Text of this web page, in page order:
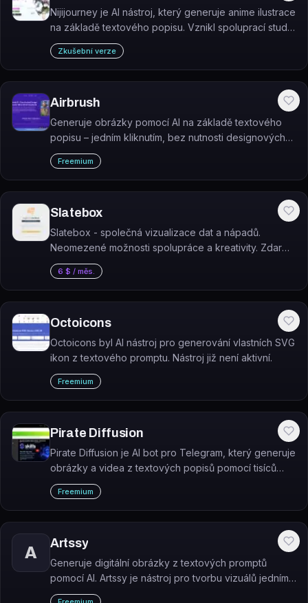
Nijijourney je AI nástroj, který generuje anime ilustrace
na základě textového popisu. Vznikl spoluprací studií
Spellbrush a Midjourney.
Zkušební verze
Airbrush
Generuje obrázky pomocí AI na základě textového
popisu – jedním kliknutím, bez nutnosti designových
dovedností.
Freemium
Slatebox
Slatebox - společná vizualizace dat a nápadů.
Neomezené možnosti spolupráce a kreativity. Zdarma
dostupný plán s možností vylepšení. Generátor
obrázků a produktivita v jednom.
6 $ / měs.
Octoicons
Octoicons byl AI nástroj pro generování vlastních SVG
ikon z textového promptu. Nástroj již není aktivní.
Freemium
Pirate Diffusion
Pirate Diffusion je AI bot pro Telegram, který generuje
obrázky a videa z textových popisů pomocí tisíců
modelů Stable Diffusion, FLUX, HiDream a dalších.
Freemium
A
Artssy
Generuje digitální obrázky z textových promptů
pomocí AI. Artssy je nástroj pro tvorbu vizuálů jedním
kliknutím, určený designérům, marketérům a tvůrcům